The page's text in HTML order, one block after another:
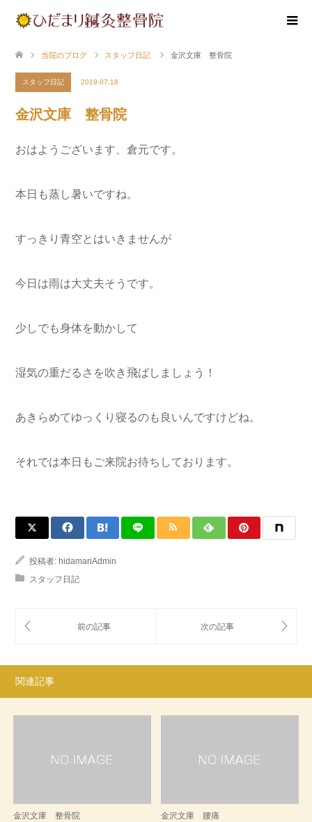
当院のブログ スタッフ日記 金沢文庫 整骨院
スタッフ日記 2019.07.18
金沢文庫 整骨院
おはようございます、倉元です。
本日も蒸し暑いですね。
すっきり青空とはいきませんが
今日は雨は大丈夫そうです。
少しでも身体を動かして
湿気の重だるさを吹き飛ばしましょう！
あきらめてゆっくり寝るのも良いんですけどね。
それでは本日もご来院お待ちしております。
投稿者: hidamariAdmin
スタッフ日記
関連記事
金沢文庫 整骨院 金沢文庫 腰痛